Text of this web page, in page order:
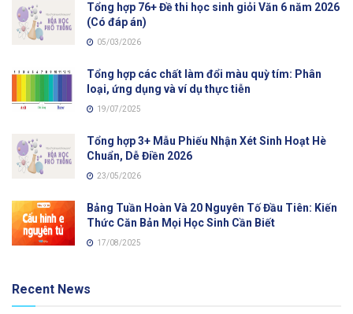
Tổng hợp 76+ Đề thi học sinh giỏi Văn 6 năm 2026
(Có đáp án)
05/03/2026
Tổng hợp các chất làm đổi màu quỳ tím: Phân
loại, ứng dụng và ví dụ thực tiễn
19/07/2025
Tổng hợp 3+ Mẫu Phiếu Nhận Xét Sinh Hoạt Hè
Chuẩn, Dễ Điền 2026
23/05/2026
Bảng Tuần Hoàn Và 20 Nguyên Tố Đầu Tiên: Kiến
Thức Căn Bản Mọi Học Sinh Cần Biết
17/08/2025
Recent News